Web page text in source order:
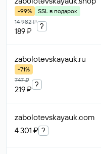
-99%
SSL в подарок
14 982 ₽
189 ₽
?
zabolotevskayauk.ru
-71%
747 ₽
219 ₽
?
zabolotevskayauk.com
4 301 ₽ ?